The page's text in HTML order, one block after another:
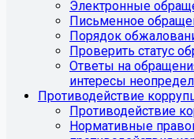
Электронные
Письменное
Порядок
Проверить статус
Ответы на
интересы
Противодействие
Противодействие
Нормативные